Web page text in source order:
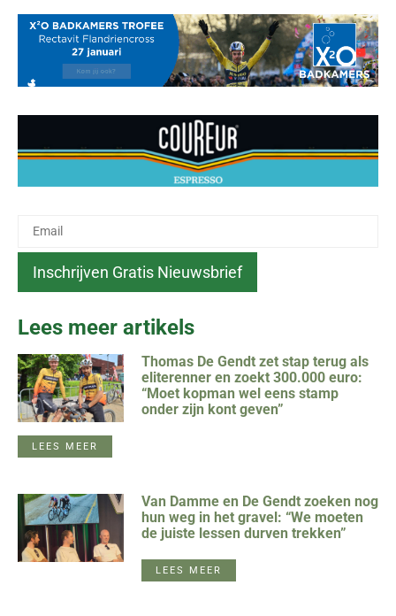
Lees meer artikels
Thomas De Gendt zet stap terug als
eliterenner en zoekt 300.000 euro:
“Moet kopman wel eens stamp
onder zijn kont geven”
LEES MEER
Van Damme en De Gendt zoeken nog
hun weg in het gravel: “We moeten
de juiste lessen durven trekken”
LEES MEER